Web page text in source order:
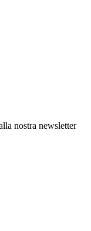
nostra newsletter